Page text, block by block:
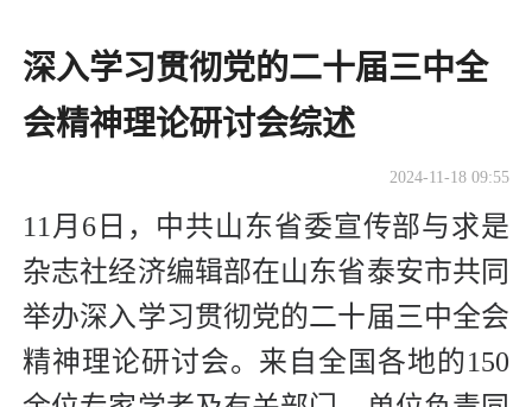
深入学习贯彻党的二十届三中全
会精神理论研讨会综述
2024-11-18 09:55
11月6日，中共山东省委宣传部与求是
杂志社经济编辑部在山东省泰安市共同
举办深入学习贯彻党的二十届三中全会
精神理论研讨会。来自全国各地的150